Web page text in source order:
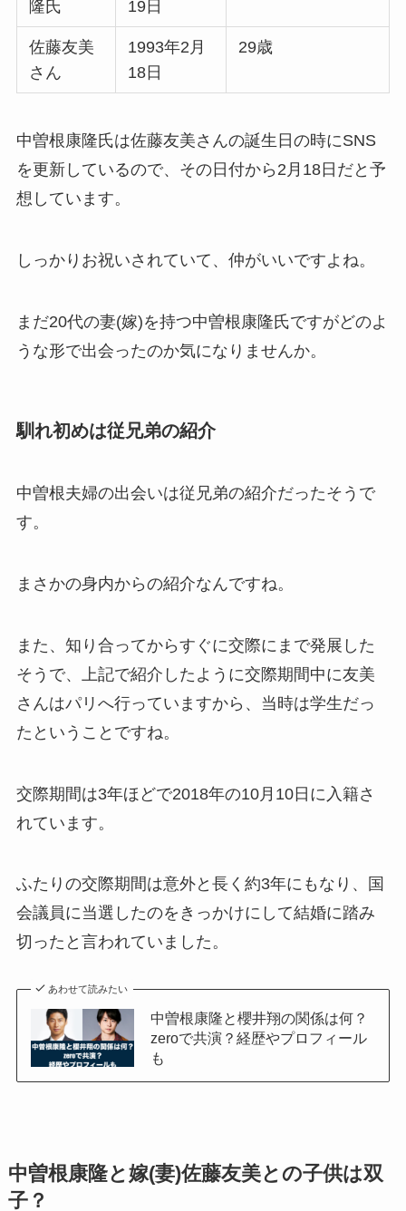
隆氏 19日
佐藤友美
さん
1993年2月
18日
29歳
中曽根康隆氏は佐藤友美さんの誕生日の時にSNS
を更新しているので、その日付から2月18日だと予
想しています。
しっかりお祝いされていて、仲がいいですよね。
まだ20代の妻(嫁)を持つ中曽根康隆氏ですがどのよ
うな形で出会ったのか気になりませんか。
馴れ初めは従兄弟の紹介
中曽根夫婦の出会いは従兄弟の紹介だったそうで
す。
まさかの身内からの紹介なんですね。
また、知り合ってからすぐに交際にまで発展した
そうで、上記で紹介したように交際期間中に友美
さんはパリへ行っていますから、当時は学生だっ
たということですね。
交際期間は3年ほどで2018年の10月10日に入籍さ
れています。
ふたりの交際期間は意外と長く約3年にもなり、国
会議員に当選したのをきっかけにして結婚に踏み
切ったと言われていました。
あわせて読みたい
中曽根康隆と櫻井翔の関係は何？
zeroで共演？経歴やプロフィール
も
中曽根康隆と嫁(妻)佐藤友美との子供は双
子？